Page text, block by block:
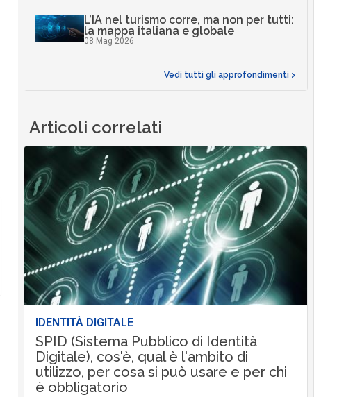
L’IA nel turismo corre, ma non per tutti:
la mappa italiana e globale
08 Mag 2026
Vedi tutti gli approfondimenti >
Articoli correlati
IDENTITÀ DIGITALE
SPID (Sistema Pubblico di Identità
Digitale), cos'è, qual è l'ambito di
utilizzo, per cosa si può usare e per chi
è obbligatorio